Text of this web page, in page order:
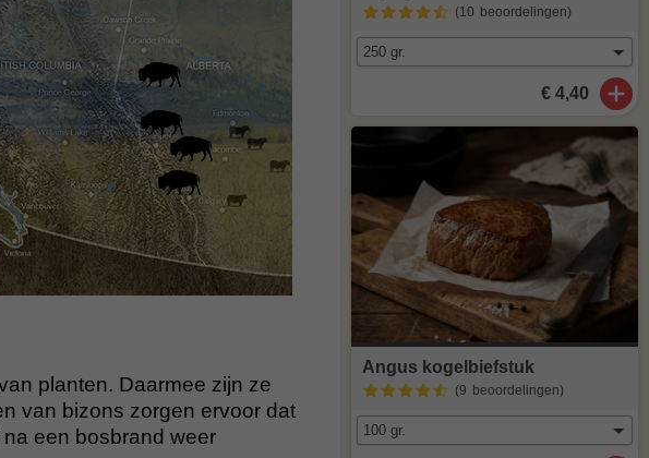
planten. Daarmee zijn ze
van bizons zorgen ervoor dat
een bosbrand weer
(10 beoordelingen)
€ 4,40
Angus kogelbiefstuk
(9 beoordelingen)